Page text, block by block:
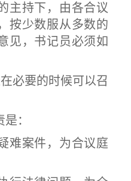
主持下，由各合议
按少数服从多数的
见，书记员必须如
必要的时候可以召
：
案件，为合议庭